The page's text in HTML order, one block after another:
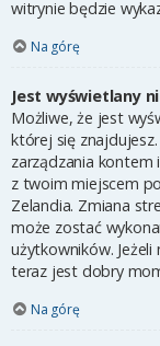
witrynie będzie
Na górę
Jest wyświetlany
Możliwe, że jest
której się
zarządzania kontem
z twoim miejscem
Zelandia. Zmiana
może zostać
użytkowników.
teraz jest dobry
Na górę